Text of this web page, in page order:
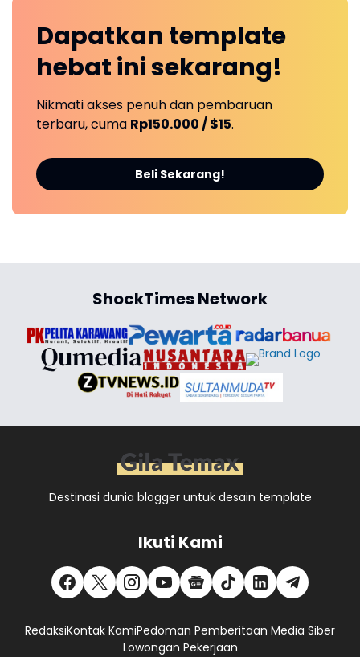
Dapatkan template
hebat inisekarang!
Nikmati akses penuh dan pembaruan
terbaru, cuma Rp150.000 / $15.
Beli Sekarang!
ShockTimes Network
Destinasi dunia blogger untuk desain template
Ikuti Kami
RedaksiKontak KamiPedoman Pemberitaan Media Siber
Lowongan Pekerjaan